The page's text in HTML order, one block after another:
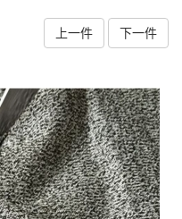
上一件 下一件